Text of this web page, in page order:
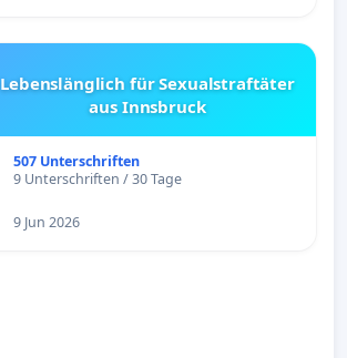
Lebenslänglich für Sexualstraftäter
aus Innsbruck
507 Unterschriften
9 Unterschriften / 30 Tage
9 Jun 2026